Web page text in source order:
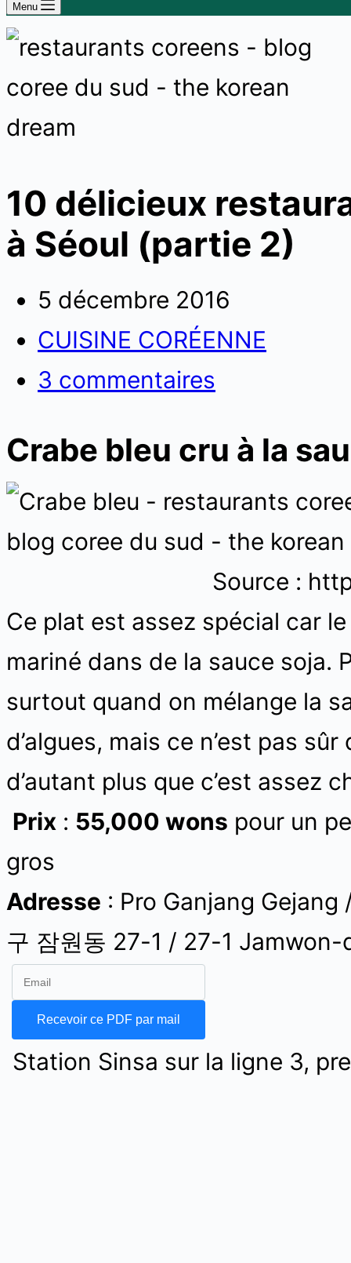
Menu
10 délicieux
à Séoul (partie 2)
5 décembre 2016
CUISINE CORÉENNE
3 commentaires
Crabe bleu cru à la
Source :
Ce plat est assez spécial car
mariné dans de la sauce soja.
surtout quand on mélange la
d’algues, mais ce n’est pas
d’autant plus que c’est assez
Prix : 55,000 wons pour un
gros
Adresse : Pro Ganjang Gejang
구 잠원동 27-1 / 27-1
Station Sinsa sur la ligne 3,